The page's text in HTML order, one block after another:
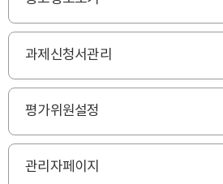
과제신청서관리
평가위원설정
관리자페이지